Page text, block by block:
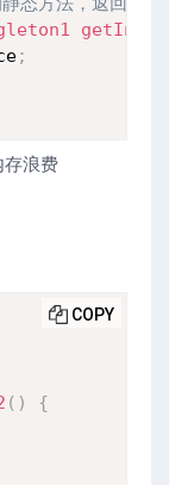
;
存浪费
( ) {
COPY